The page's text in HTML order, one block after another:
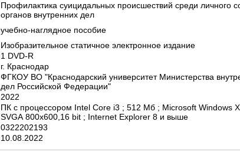
Профилактика суицидальных происшествий среди личного
органов внутренних дел
учебно-наглядное пособие
Изобразительное статичное электронное издание
1 DVD-R
г. Краснодар
ФГКОУ ВО "Краснодарский университет Министерства
дел Российской Федерации"
2022
ПК с процессором Intel Core i3 ; 512 Mб ; Microsoft Windows
SVGA 800x600,16 bit ; Internet Explorer 8 и выше
0322202193
10.08.2022